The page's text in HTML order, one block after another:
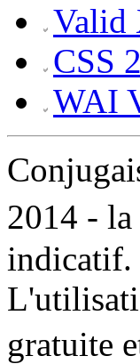
Valid
CSS
WAI
2014 -
indicatif.
gratuite